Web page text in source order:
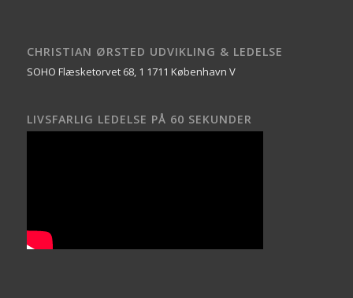
CHRISTIAN ØRSTED UDVIKLING & LEDELSE
SOHO Flæsketorvet 68, 1 1711 København V
LIVSFARLIG LEDELSE PÅ 60 SEKUNDER